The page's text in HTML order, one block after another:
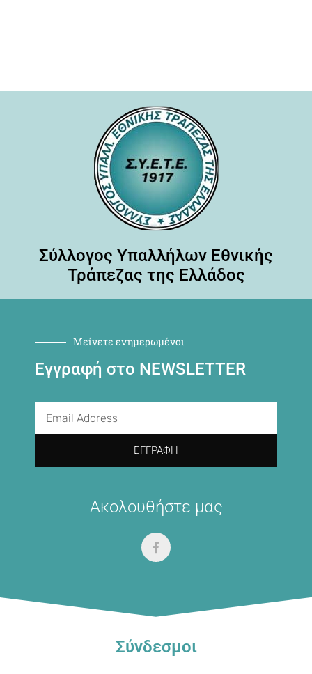
Σύλλογος Υπαλλήλων Εθνικής
Τράπεζας της Ελλάδος
Μείνετε ενημερωμένοι
Εγγραφή στο NEWSLETTER
ΕΓΓΡΑΦΉ
Ακολουθήστε μας
Σύνδεσμοι